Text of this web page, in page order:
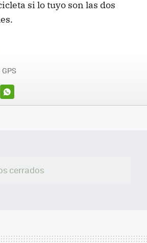
si lo tuyo son las dos
WHATSAPP
GPS
cerrados